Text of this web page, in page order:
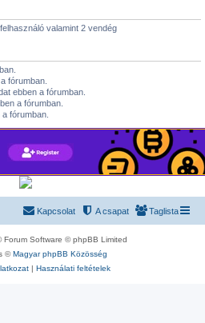
valamint 2 vendég
fórumban.
ebben a fórumban.
a fórumban.
fórumban.
Taglista
A csapat
Kapcsolat
Forum Software © phpBB Limited
©Magyar phpBB Közösség
| Használati feltételek